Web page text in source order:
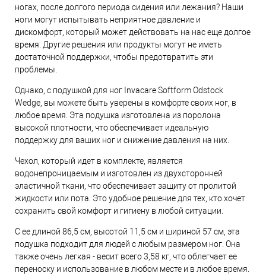
ногах, после долгого периода сидения или лежания? Наши
ноги могут испытывать неприятное давление и
дискомфорт, который может действовать на нас еще долгое
время. Другие решения или продукты могут не иметь
достаточной поддержки, чтобы предотвратить эти
проблемы.
Однако, с подушкой для ног Invacare Softform Odstock
Wedge, вы можете быть уверены в комфорте своих ног, в
любое время. Эта подушка изготовлена из поролона
высокой плотности, что обеспечивает идеальную
поддержку для ваших ног и снижение давления на них.
Чехол, который идет в комплекте, является
водонепроницаемым и изготовлен из двухсторонней
эластичной ткани, что обеспечивает защиту от пролитой
жидкости или пота. Это удобное решение для тех, кто хочет
сохранить свой комфорт и гигиену в любой ситуации.
С ее длиной 86,5 см, высотой 11,5 см и шириной 57 см, эта
подушка подходит для людей с любым размером ног. Она
также очень легкая - весит всего 3,58 кг, что облегчает ее
переноску и использование в любом месте и в любое время.